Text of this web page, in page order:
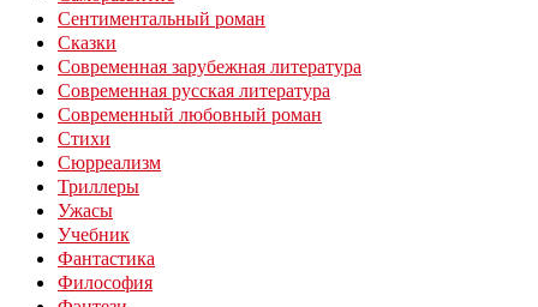
Сентиментальный роман
Сказки
Современная зарубежная литература
Современная русская литература
Современный любовный роман
Стихи
Сюрреализм
Триллеры
Ужасы
Учебник
Фантастика
Философия